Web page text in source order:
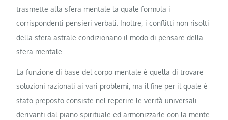
trasmette alla sfera mentale la quale formula i
corrispondenti pensieri verbali. Inoltre, i conflitti non risolti
della sfera astrale condizionano il modo di pensare della
sfera mentale.
La funzione di base del corpo mentale è quella di trovare
soluzioni razionali ai vari problemi, ma il fine per il quale è
stato preposto consiste nel reperire le verità universali
derivanti dal piano spirituale ed armonizzarle con la mente